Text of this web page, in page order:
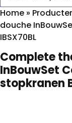
Home »
douche
IBSX70BL
Complete
InBouwSet
stopkranen